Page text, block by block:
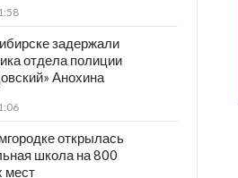
задержали
отдела полиции
Анохина
открылась
школа на 800
мест